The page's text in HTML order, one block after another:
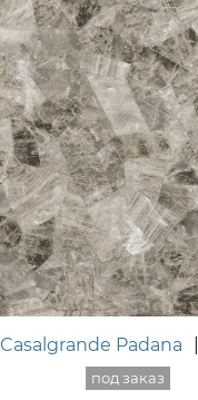
Casalgrande Padana